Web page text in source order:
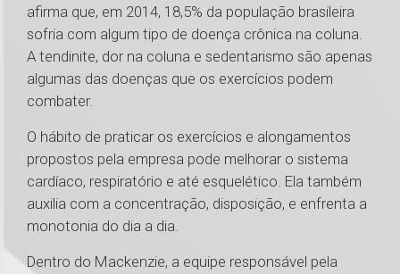
afirma que, em 2014, 18,5% da população brasileira
sofria com algum tipo de doença crônica na coluna.
A tendinite, dor na coluna e sedentarismo são apenas
algumas das doenças que os exercícios podem
combater.
O hábito de praticar os exercícios e alongamentos
propostos pela empresa pode melhorar o sistema
cardíaco, respiratório e até esquelético. Ela também
auxilia com a concentração, disposição, e enfrenta a
monotonia do dia a dia.
Dentro do Mackenzie, a equipe responsável pela